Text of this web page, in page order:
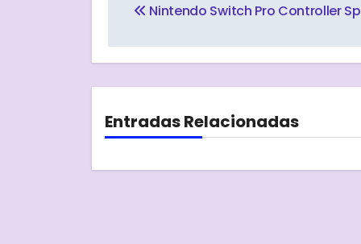
de
entradas
Nintendo Switch Pro Controller
Entradas Relacionadas